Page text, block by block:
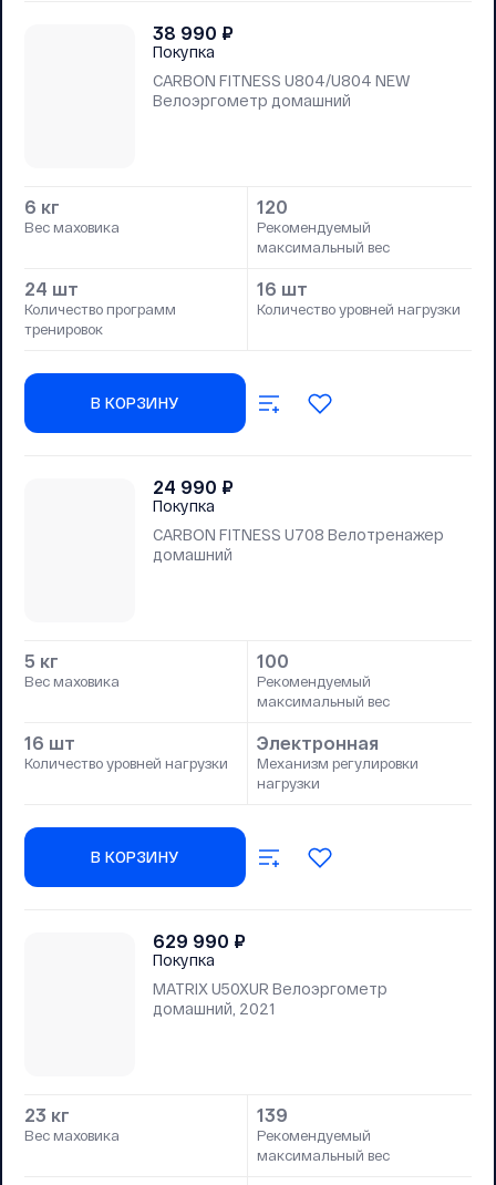
38 990 ₽
Покупка
CARBON FITNESS U804/U804 NEW
Велоэргометр домашний
6 кг
Вес маховика
120
Рекомендуемый
максимальный вес
24 шт
Количество программ
тренировок
16 шт
Количество уровней нагрузки
В КОРЗИНУ
24 990 ₽
Покупка
CARBON FITNESS U708 Велотренажер
домашний
5 кг
Вес маховика
100
Рекомендуемый
максимальный вес
16 шт
Количество уровней нагрузки
Электронная
Механизм регулировки
нагрузки
В КОРЗИНУ
629 990 ₽
Покупка
MATRIX U50XUR Велоэргометр
домашний, 2021
23 кг
Вес маховика
139
Рекомендуемый
максимальный вес